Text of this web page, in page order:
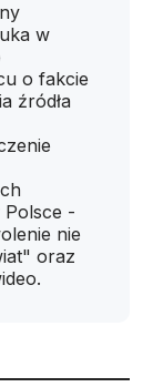
w
o fakcie
źródła
Polsce -
nie
oraz